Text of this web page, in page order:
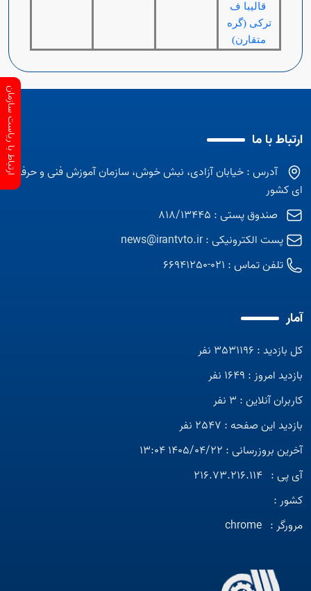
قالیبا ف
ترکی (گره
متقارن)
ارتباط با ما
آدرس : خیابان آزادی، نبش خوش، سازمان آموزش فنی و حرفه
ای کشور
صندوق پستی : 818/13445
پست الکترونیکی :news@irantvto.ir
تلفن تماس : 021-66941250
آمار
کل بازدید : 3531196 نفر
بازدید امروز : 1649 نفر
کاربران آنلاین : 3 نفر
بازدید این صفحه : 2547 نفر
آخرین بروزرسانی : 1405/04/22 13:04
آی پی : 216.73.216.114
کشور :
مرورگر : chrome
ارتباط با ریاست سازمان